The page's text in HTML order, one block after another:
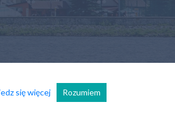
Wszelkie prawa zastrzeżone.
się więcej Rozumiem